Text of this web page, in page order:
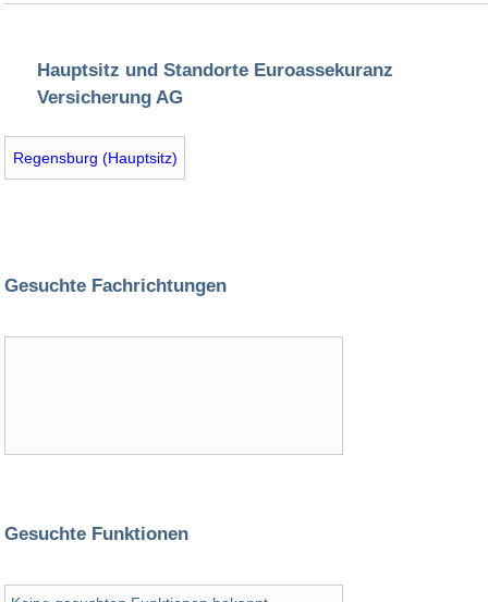
Hauptsitz und Standorte Euroassekuranz
Versicherung AG
Regensburg (Hauptsitz)
Gesuchte Fachrichtungen
Gesuchte Funktionen